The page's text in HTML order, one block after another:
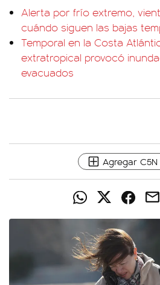
Alerta por frío extremo,
cuándo siguen las bajas
Temporal en la Costa
extratropical provocó
evacuados
Agregar